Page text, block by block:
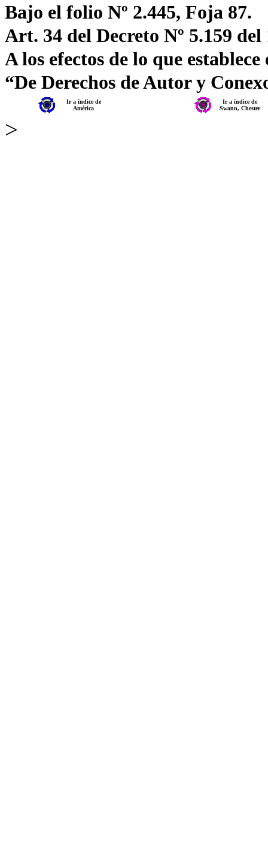
Bajo el folio Nº 2.445, Foja 87.
Art. 34 del Decreto Nº 5.159 del
A los efectos de lo que
“De Derechos de Autor y
Ir a índice de
América
Ir a índice de
Swann, Chester
>